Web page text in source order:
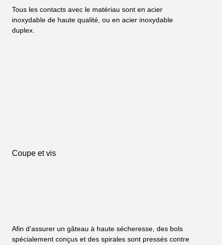
Tous les contacts avec le matériau sont en acier
inoxydable de haute qualité, ou en acier inoxydable
duplex.
Coupe et vis
Afin d'assurer un gâteau à haute sécheresse, des bols
spécialement conçus et des spirales sont pressés contre